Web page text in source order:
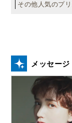
その他人気のプ
メッセージ